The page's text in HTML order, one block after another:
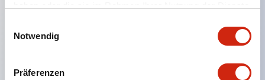
Notwendig
Präferenzen
Bis zu 3 Kontaktblöcke
Finger-sichere (IP20) Schraubklemmen verfügbar